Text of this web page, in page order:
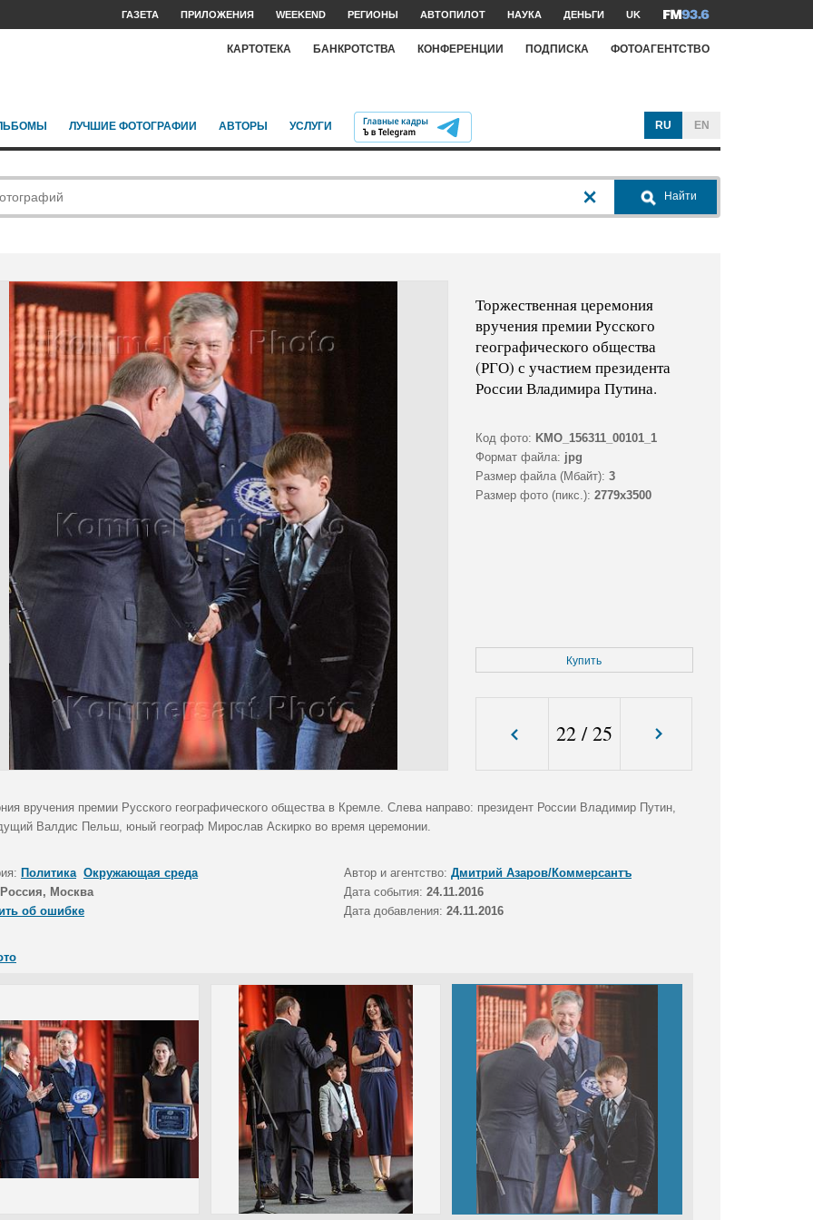
ГАЗЕТА ПРИЛОЖЕНИЯ WEEKEND РЕГИОНЫ АВТОПИЛОТ НАУКА ДЕНЬГИ UK
КАРТОТЕКА БАНКРОТСТВА КОНФЕРЕНЦИИ ПОДПИСКА ФОТОАГЕНТСТВО
ЛУЧШИЕ ФОТОГРАФИИ АВТОРЫ УСЛУГИ RU EN
Найти
Торжественная церемония
вручения премии Русского
географического общества
(РГО) с участием президента
России Владимира Путина.
Код фото: KMO_156311_00101_1
Формат файла: jpg
Размер файла (Мбайт): 3
Размер фото (пикс.): 2779x3500
Купить
22/25
вручения премии Русского географического общества в Кремле. Cлева направо: президент России Владимир Путин,
Валдис Пельш, юный географ Мирослав Аскирко во время церемонии.
Политика Окружающая среда Автор и агентство: Дмитрий Азаров/Коммерсантъ
Россия, Москва Дата события: 24.11.2016
об ошибке
Дата добавления: 24.11.2016